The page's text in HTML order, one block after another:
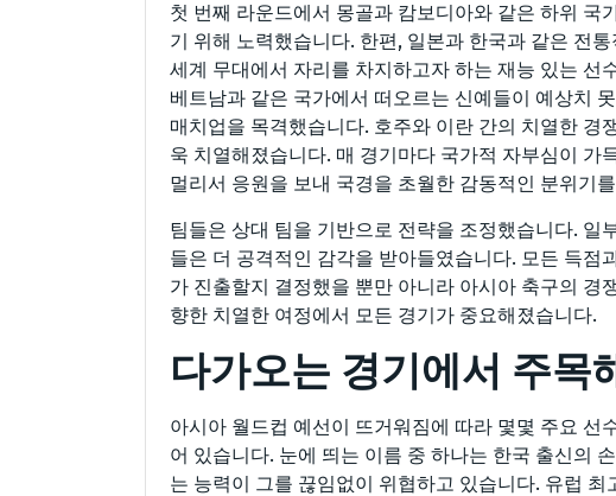
첫 번째 라운드에서 몽골과 캄보디아와 같은 하위 국
기 위해 노력했습니다. 한편, 일본과 한국과 같은 전
세계 무대에서 자리를 차지하고자 하는 재능 있는 선
베트남과 같은 국가에서 떠오르는 신예들이 예상치
매치업을 목격했습니다. 호주와 이란 간의 치열한 경
욱 치열해졌습니다. 매 경기마다 국가적 자부심이 가
멀리서 응원을 보내 국경을 초월한 감동적인 분위기
팀들은 상대 팀을 기반으로 전략을 조정했습니다. 일
들은 더 공격적인 감각을 받아들였습니다. 모든 득점
가 진출할지 결정했을 뿐만 아니라 아시아 축구의 경
향한 치열한 여정에서 모든 경기가 중요해졌습니다.
다가오는 경기에서 주목
아시아 월드컵 예선이 뜨거워짐에 따라 몇몇 주요 선
어 있습니다. 눈에 띄는 이름 중 하나는 한국 출신의
는 능력이 그를 끊임없이 위협하고 있습니다. 유럽